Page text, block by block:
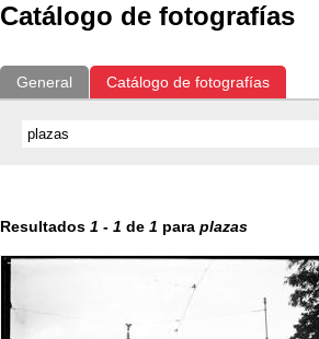
Catálogo de fotografías
General Catálogo de fotografías
Resultados 1 - 1 de 1 para plazas